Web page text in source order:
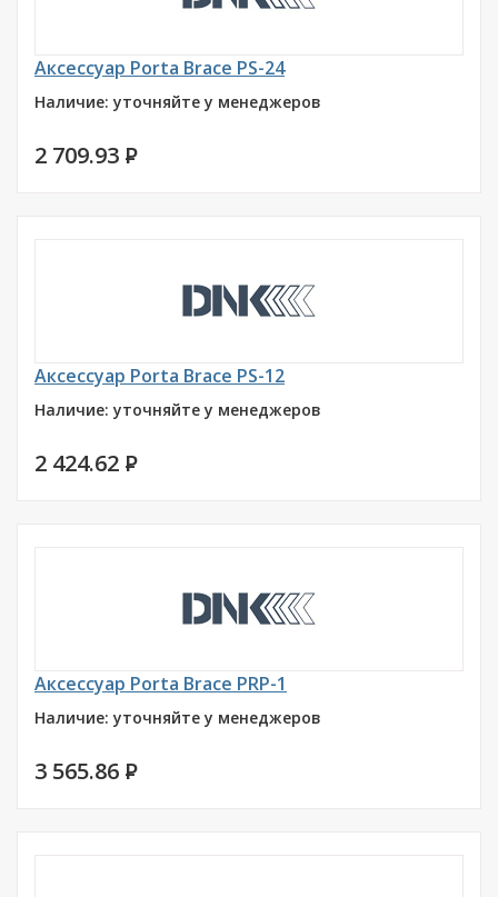
Аксессуар Porta Brace PS-24
Наличие: уточняйте у менеджеров
2 709.93 P
Аксессуар Porta Brace PS-12
Наличие: уточняйте у менеджеров
2 424.62 P
Аксессуар Porta Brace PRP-1
Наличие: уточняйте у менеджеров
3 565.86 P